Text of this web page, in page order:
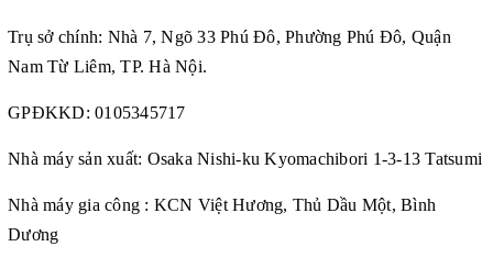
Trụ sở chính: Nhà 7, Ngõ 33 Phú Đô, Phường Phú Đô, Quận
Nam Từ Liêm, TP. Hà Nội.
GPĐKKD: 0105345717
Nhà máy sản xuất: Osaka Nishi-ku Kyomachibori 1-3-13 Tatsumi
Nhà máy gia công : KCN Việt Hương, Thủ Dầu Một, Bình
Dương